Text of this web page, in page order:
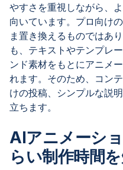
やすさを重視しながら、
向いています。プロ向け
ま置き換えるものではあ
も、テキストやテンプレ
ンド素材をもとにアニメ
れます。そのため、コン
けの投稿、シンプルな説
立ちます。
AIアニメーシ
らい制作時間